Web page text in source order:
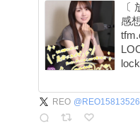
〔
感
ち
習
REO @ REO15813526